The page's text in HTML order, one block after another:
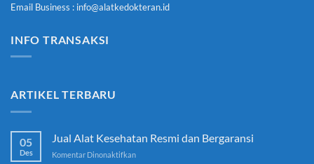
Email Business : info@alatkedokteran.id
INFO TRANSAKSI
ARTIKEL TERBARU
05
Des
Jual Alat Kesehatan Resmi dan Bergaransi
Komentar Dinonaktifkanpada